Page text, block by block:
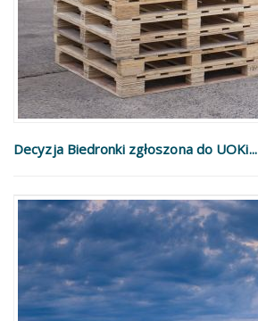
Decyzja Biedronki zgłoszona do UOKi...